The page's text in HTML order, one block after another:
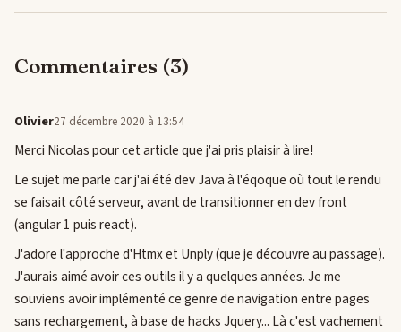
Commentaires (3)
Olivier27 décembre 2020 à 13:54
Merci Nicolas pour cet article que j'ai pris plaisir à lire!
Le sujet me parle car j'ai été dev Java à l'éqoque où tout le rendu
se faisait côté serveur, avant de transitionner en dev front
(angular 1 puis react).
J'adore l'approche d'Htmx et Unply (que je découvre au passage).
J'aurais aimé avoir ces outils il y a quelques années. Je me
souviens avoir implémenté ce genre de navigation entre pages
sans rechargement, à base de hacks Jquery... Là c'est vachement